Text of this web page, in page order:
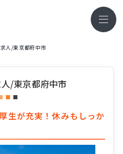
人/東京都府中市
/東京都府中市
生が充実！休みもしっか